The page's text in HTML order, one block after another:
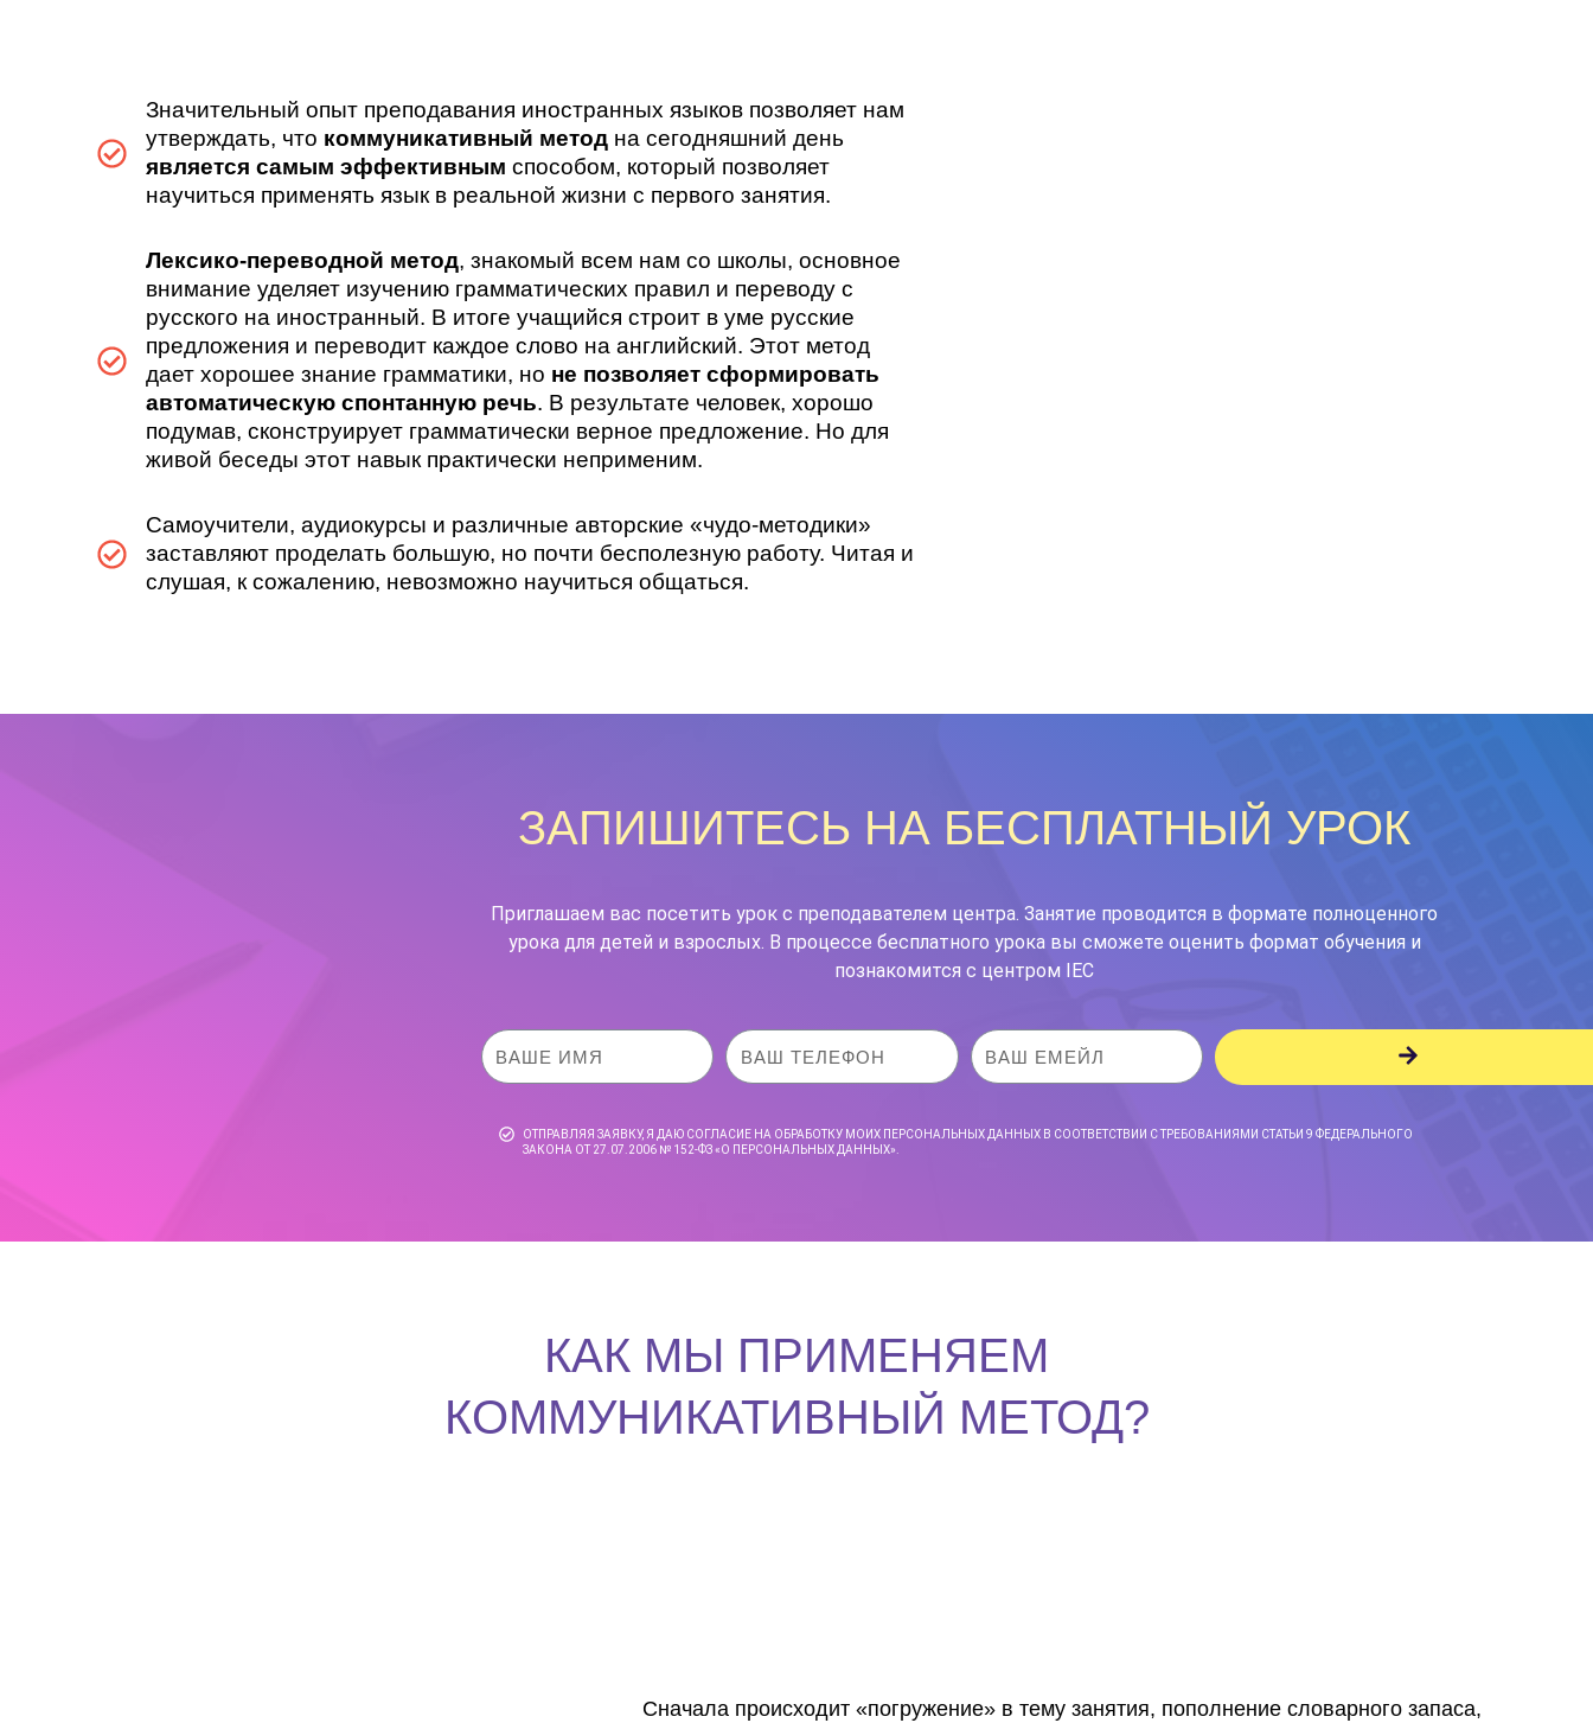
Значительный опыт преподавания иностранных языков позволяет нам
утверждать, что коммуникативный метод на сегодняшний день
является самым эффективным способом, который позволяет
научиться применять язык в реальной жизни с первого занятия.
Лексико-переводной метод, знакомый всем нам со школы, основное
внимание уделяет изучению грамматических правил и переводу с
русского на иностранный. В итоге учащийся строит в уме русские
предложения и переводит каждое слово на английский. Этот метод
дает хорошее знание грамматики, но не позволяет сформировать
автоматическую спонтанную речь. В результате человек, хорошо
подумав, сконструирует грамматически верное предложение. Но для
живой беседы этот навык практически неприменим.
Самоучители, аудиокурсы и различные авторские «чудо-методики»
заставляют проделать большую, но почти бесполезную работу. Читая и
слушая, к сожалению, невозможно научиться общаться.
ЗАПИШИТЕСЬ НА БЕСПЛАТНЫЙ УРОК
Приглашаем вас посетить урок с преподавателем центра. Занятие проводится в формате полноценного
урока для детей и взрослых. В процессе бесплатного урока вы сможете оценить формат обучения и
познакомится с центром IEC
ОТПРАВЛЯЯ ЗАЯВКУ, Я ДАЮ СОГЛАСИЕ НА ОБРАБОТКУ МОИХ ПЕРСОНАЛЬНЫХ ДАННЫХ В СООТВЕТСТВИИ С ТРЕБОВАНИЯМИ СТАТЬИ 9 ФЕДЕРАЛЬНОГО
ЗАКОНА ОТ 27.07.2006 № 152-ФЗ«О ПЕРСОНАЛЬНЫХ ДАННЫХ».
КАК МЫ ПРИМЕНЯЕМ
КОММУНИКАТИВНЫЙ МЕТОД?
Сначала происходит «погружение» в тему занятия, пополнение словарного запаса,